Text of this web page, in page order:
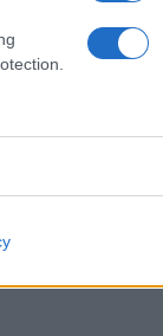
Udvarias